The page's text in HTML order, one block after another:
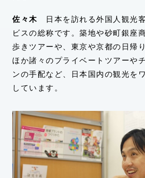
佐々木 日本を訪れる外国人観光
ビスの総称です。築地や砂町銀座
歩きツアーや、東京や京都の日帰
ほか諸々のプライベートツアーや
ンの手配など、日本国内の観光を
しています。